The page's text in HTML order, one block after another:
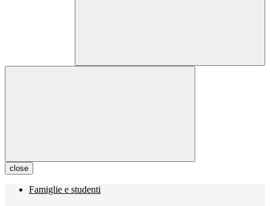
close
Famiglie e studenti